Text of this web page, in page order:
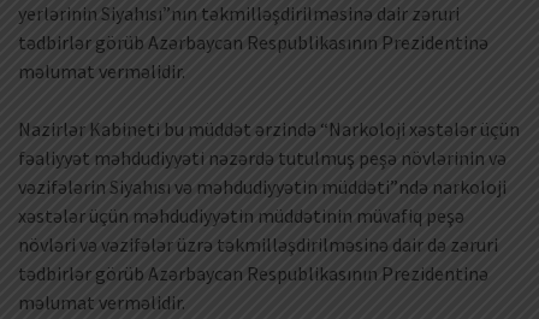
yerlərinin Siyahısı”nın təkmilləşdirilməsinə dair zəruri
tədbirlər görüb Azərbaycan Respublikasının Prezidentinə
məlumat verməlidir.
Nazirlər Kabineti bu müddət ərzində “Narkoloji xəstələr üçün
fəaliyyət məhdudiyyəti nəzərdə tutulmuş peşə növlərinin və
vəzifələrin Siyahısı və məhdudiyyətin müddəti”ndə narkoloji
xəstələr üçün məhdudiyyətin müddətinin müvafiq peşə
növləri və vəzifələr üzrə təkmilləşdirilməsinə dair də zəruri
tədbirlər görüb Azərbaycan Respublikasının Prezidentinə
məlumat verməlidir.